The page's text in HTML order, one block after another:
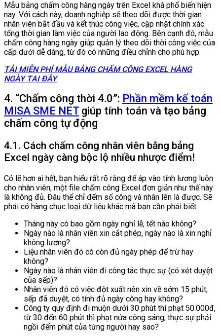
Mẫu bảng chấm công hàng ngày trên Excel khá phổ biến hiện
nay. Với cách này, doanh nghiệp sẽ theo dõi được thời gian
nhân viên bắt đầu và kết thúc công việc, cập nhật chính xác
tổng thời gian làm việc của người lao động. Bên cạnh đó, mẫu
chấm công hàng ngày giúp quản lý theo dõi thời công việc của
cấp dưới dễ dàng, từ đó có những điều chỉnh cho phù hợp.
TẢI MIỄN PHÍ MẪU BẢNG CHẤM CÔNG EXCEL HÀNG
NGÀY TẠI ĐÂY
4. “Chấm công thời 4.0”: Phần mềm kế toán
MISA SME NETgiúp tính toán và tạo bảng
chấm công tự động
4.1. Cách chấm công nhân viên bằng bảng
Excel ngày càng bộc lộ nhiều nhược điểm!
Có lẽ hơn ai hết, bạn hiểu rất rõ rằng để áp vào tính lương luôn
cho nhân viên, một file chấm công Excel đơn giản như thế này
là không đủ. Đâu thể chỉ đếm số công và nhân lên là được. Sẽ
phải có hàng chục loại dữ liệu khác mà bạn cần phải biết:
Tháng này có bao gồm ngày nghỉ lễ, tết nào không?
Ngày nào là nhân viên xin cắt phép, ngày nào là xin nghỉ
không lương?
Liệu nhân viên đó có còn đủ ngày phép để trừ hay
không?
Ngày nào là nhân viên đi công tác thực sự (có xét duyệt
của sếp)?
Nhân viên đó có việc đột xuất nên xin về sớm 15 phút,
sếp đã duyệt, có tính đủ ngày công hay không?
Công ty quy định đi muộn dưới 30 phút thì phạt 50.000đ,
từ 30 đến 60 phút thì phạt nửa công sáng, thực sự phải
ngồi đếm phút của từng người hay sao?